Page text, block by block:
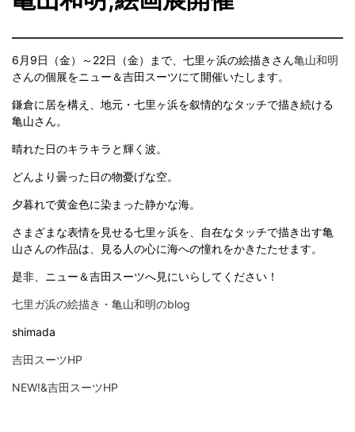
6月9日（金）～22日（金）まで、七里ヶ浜の絵描きさん亀山和明
さんの個展をニュー＆吉田スーツにて開催いたします。
鎌倉に居を構え、地元・七里ヶ浜を叙情的なタッチで描き続ける
亀山さん。
晴れた日のキラキラと輝く波。
どんより曇った日の物憂げな空。
夕暮れで黄金色に染まった静かな海。
さまざまな表情を見せる七里ヶ浜を、自在なタッチで描き出す亀
山さんの作品は、見る人の心に海への憧れをかきたたせます。
是非、ニュー＆吉田スーツへ見にいらしてください！
七里ガ浜の絵描き・亀山和明のblog
shimada
吉田スーツHP
NEW!&吉田スーツHP